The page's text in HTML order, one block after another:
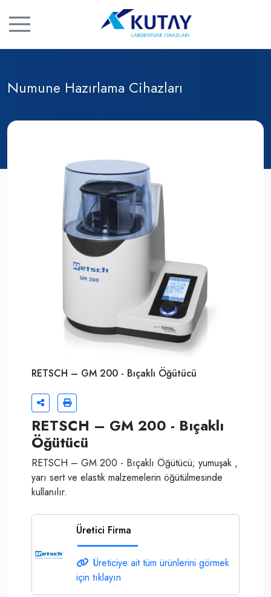
Numune Hazırlama Cihazları
RETSCH – GM 200 - Bıçaklı Öğütücü
RETSCH – GM 200 - Bıçaklı
Öğütücü
RETSCH – GM 200 - Bıçaklı Öğütücü; yumuşak ,
yarı sert ve elastik malzemelerin öğütülmesinde
kullanılır.
Üretici Firma
Üreticiye ait tüm ürünlerini görmek
için tıklayın